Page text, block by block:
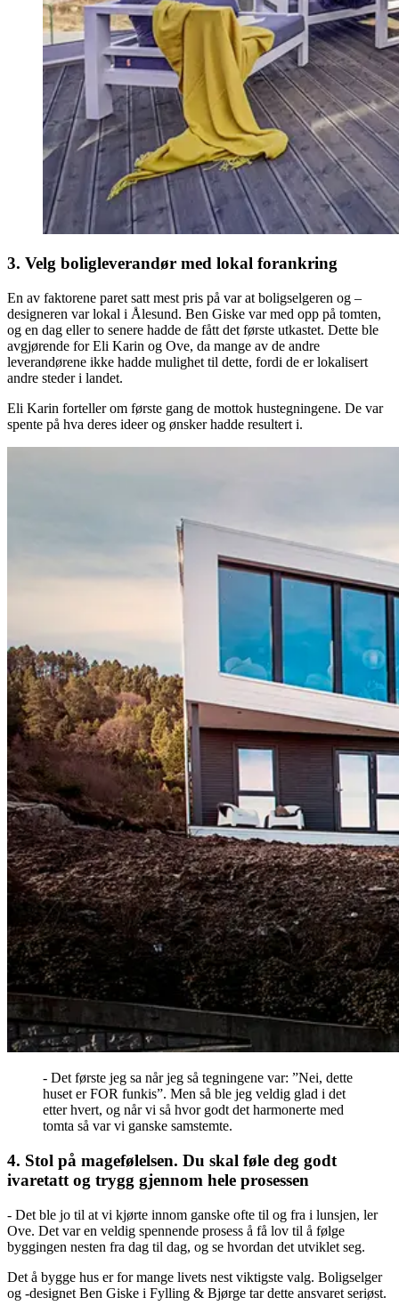
3. Velg boligleverandør med lokal forankring
En av faktorene paret satt mest pris på var at boligselgeren og –
designeren var lokal i Ålesund. Ben Giske var med opp på tomten,
og en dag eller to senere hadde de fått det første utkastet. Dette ble
avgjørende for Eli Karin og Ove, da mange av de andre
leverandørene ikke hadde mulighet til dette, fordi de er lokalisert
andre steder i landet.
Eli Karin forteller om første gang de mottok hustegningene. De var
spente på hva deres ideer og ønsker hadde resultert i.
- Det første jeg sa når jeg så tegningene var: ”Nei, dette
huset er FOR funkis”. Men så ble jeg veldig glad i det
etter hvert, og når vi så hvor godt det harmonerte med
tomta så var vi ganske samstemte.
4. Stol på magefølelsen. Du skal føle deg godt
ivaretatt og trygg gjennom hele prosessen
- Det ble jo til at vi kjørte innom ganske ofte til og fra i lunsjen, ler
Ove. Det var en veldig spennende prosess å få lov til å følge
byggingen nesten fra dag til dag, og se hvordan det utviklet seg.
Det å bygge hus er for mange livets nest viktigste valg. Boligselger
og -designet Ben Giske i Fylling & Bjørge tar dette ansvaret seriøst.